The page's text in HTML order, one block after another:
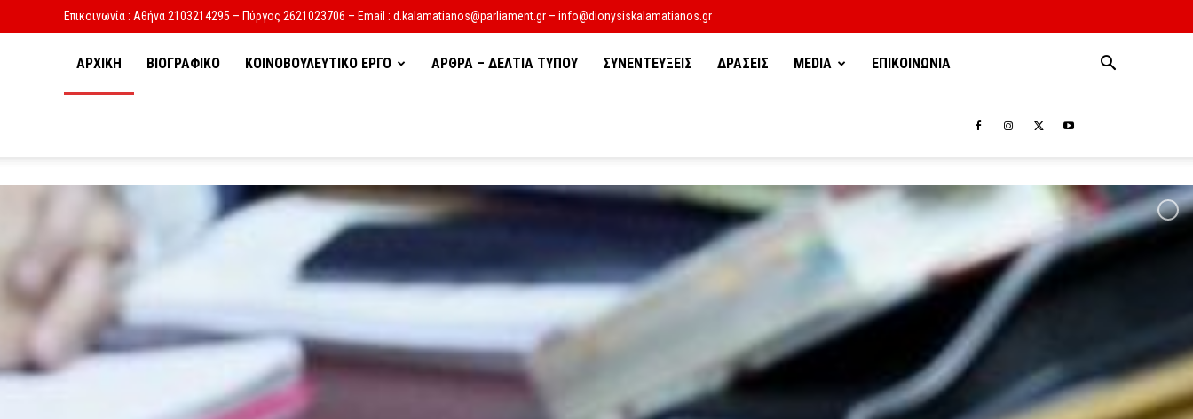
Επικοινωνία : Αθήνα 2103214295 – Πύργος 2621023706 – Email : d.kalamatianos@parliament.gr – info@dionysiskalamatianos.gr
ΑΡΧΙΚΗ ΒΙΟΓΡΑΦΙΚΟ ΚΟΙΝΟΒΟΥΛΕΥΤΙΚΟ ΕΡΓΟ ΑΡΘΡΑ – ΔΕΛΤΙΑ ΤΥΠΟΥ ΣΥΝΕΝΤΕΥΞΕΙΣ ΔΡΑΣΕΙΣ MEDIA ΕΠΙΚΟΙΝΩΝΙΑ